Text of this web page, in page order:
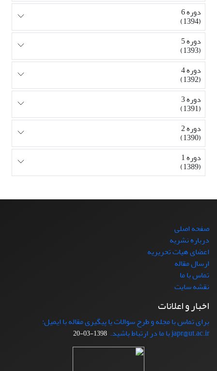
دوره 6
(1394)
دوره 5
(1393)
دوره 4
(1392)
دوره 3
(1391)
دوره 2
(1390)
دوره 1
(1389)
صفحه اصلی
درباره نشریه
اعضای هیات تحریریه
ارسال مقاله
تماس با ما
نقشه سایت
اخبار و اعلانات
برای تماس با مجله و طرح سوالات یا پیگیری مقاله با ایمیل:
japr@ut.ac.ir با ما در ارتباط باشید.
1398-03-20